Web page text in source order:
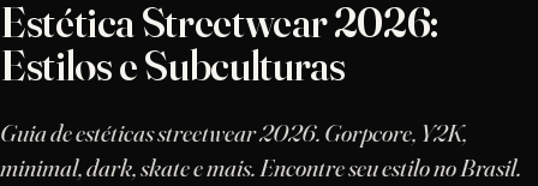
Estética Streetwear 2026:
Estilos e Subculturas
Guia de estéticas streetwear 2026. Gorpcore, Y2K,
minimal, dark, skate e mais. Encontre seu estilo no Brasil.